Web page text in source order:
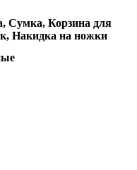
Сумка, Корзина для
Накидка на ножки